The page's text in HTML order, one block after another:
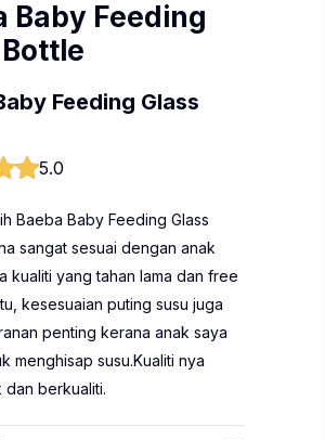
Baby Feeding
Feeding Glass
5.0
Baeba Baby Feeding Glass
sangat sesuai dengan anak
kualiti yang tahan lama dan free
kesesuaian puting susu juga
penting kerana anak saya
menghisap susu.Kualiti nya
dan berkualiti.